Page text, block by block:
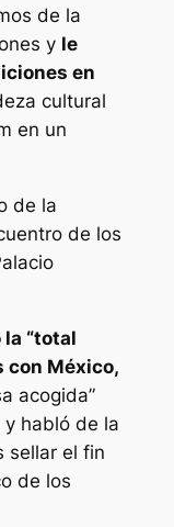
de la
y le
en
cultural
en un
de la
de los
“total
con México,
acogida”
habló de la
sellar el fin
de los